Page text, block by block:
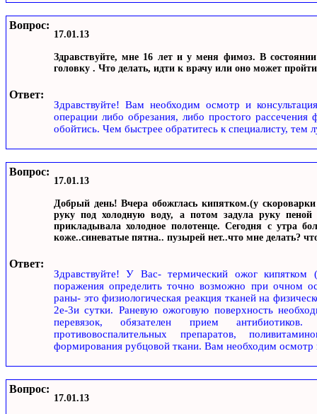
Вопрос:
17.01.13
Здравствуйте, мне 16 лет и у меня фимоз. В
головку . Что делать, идти к врачу или оно может
Ответ:
Здравствуйте! Вам необходим осмотр и
операции либо обрезания, либо простого
обойтись. Чем быстрее обратитесь к специалисту, тем
Вопрос:
17.01.13
Добрый день! Вчера обожглась кипятком.(у
руку под холодную воду, а потом задула руку
прикладывала холодное полотенце. Сегодня с утра
коже..синеватые пятна.. пузырей нет..что мне делать?
Ответ:
Здравствуйте! У Вас- термический ожог
поражения определить точно возможно при очном
раны- это физиологическая реакция тканей на
2е-3и сутки. Раневую ожоговую поверхность
перевязок, обязателен прием
противовоспалительных препаратов,
формирования рубцовой ткани. Вам необходим осмотр
Вопрос:
17.01.13